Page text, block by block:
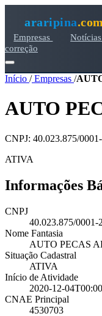
araripina
Empresas Notícias
correção
Início /Empresas /
AUTO
CNPJ: 40.023.875/
ATIVA
Informações
CNPJ
40.023.875/0001-
Nome Fantasia
AUTO PECAS
Situação Cadastral
ATIVA
Início de Atividade
2020-12-
CNAE Principal
4530703